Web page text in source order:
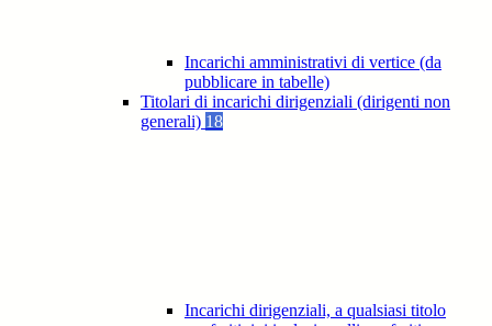
Incarichi amministrativi di vertice (da
pubblicare in tabelle)
Titolari di incarichi dirigenziali (dirigenti non
generali) 18
Incarichi dirigenziali, a qualsiasi titolo